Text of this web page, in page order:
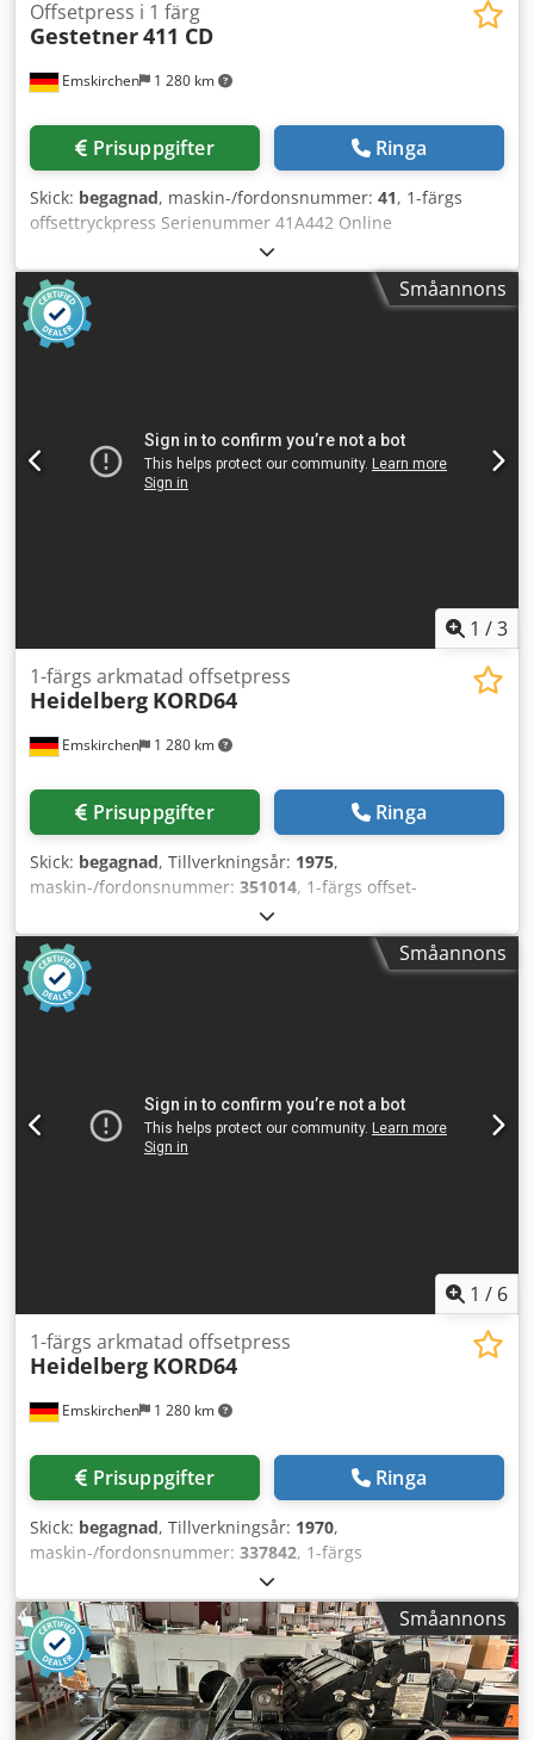
Emskirchen 1 280 km
Offsetpress i 1 färg
Gestetner411 CD
Prisuppgifter Ringa
Skick: begagnad, maskin-/fordonsnummer: 41, 1-färgs
offsettryckpress Serienummer 41A442 Online
videoinspektion via Skype-video Vi ser fram emot ert besök
– fler maskiner i lager Dcjdpfx Astzc E Ajhiek Omedelbart
tillgänglig – kan inspekteras Finns i lager i Emskirchen /
Nürnberg – kan testas
Småannons
1 /3
Emskirchen 1 280 km
1-färgs arkmatad offsetpress
Heidelberg KORD64
Prisuppgifter Ringa
Skick: begagnad, Tillverkningsår: 1975,
maskin-/fordonsnummer: 351014, 1-färgs offset-
arkenpress Heidelberg KORD 64, årgång 1975 - Serienr.
337842 Max. format: 460 x 640 mm Max. hastighet: 8 000
ark/timme Konventionellt fuktningssystem Online-
videoundersökning via Skype-video Vi ser fram emot ert
besök – fler maskiner i lager Omedelbart tillgänglig – kan
Småannons
1 / 6
Emskirchen 1 280 km
1-färgs arkmatad offsetpress
Heidelberg KORD64
Prisuppgifter Ringa
Skick: begagnad, Tillverkningsår: 1970,
maskin-/fordonsnummer: 337842, 1-färgs
arkoffsettryckmaskin Heidelberg KORD64, år 1970 - serienr.
337842 Max format: 460 x 640 mm Djdpjh Uhpfefx Ahisck
Max hastighet: 8.000 ark/timme Konventionellt fuktsystem
Online videoinspektion via Skype-video Vi ser gärna att du
besöker oss – fler maskiner i lager Omedelbart tillgänglig –
Kan inspekteras Finns i lager i Emskirchen / Nürnberg –
Kan testköras
Småannons